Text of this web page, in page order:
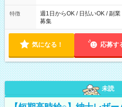
特徴
週1日からOK / 日払いOK / 副
募集
気になる！ 応募す
未読